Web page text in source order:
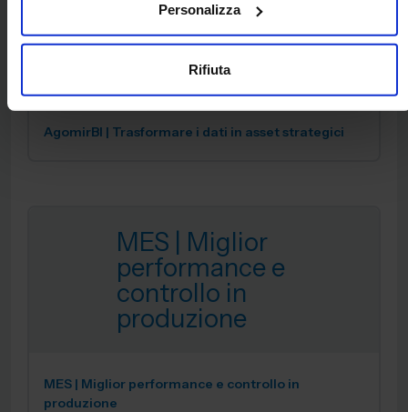
Personalizza
Rifiuta
AgomirBI | Trasformare i dati in asset strategici
MES | Miglior
performance e
controllo in
produzione
MES | Miglior performance e controllo in
produzione